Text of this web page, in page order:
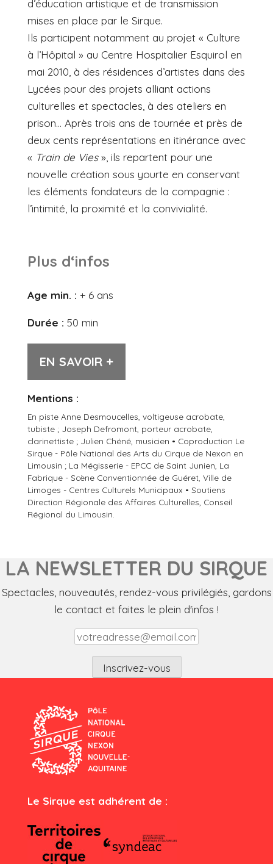
d’éducation artistique et de transmission
mises en place par le Sirque.
Ils participent notamment au projet « Culture
à l’Hôpital » au Centre Hospitalier Esquirol en
mai 2010, à des résidences d’artistes dans des
Lycées pour des projets alliant actions
culturelles et spectacles, à des ateliers en
prison… Après trois ans de tournée et près de
deux cents représentations en itinérance avec
« Train de Vies», ils repartent pour une
nouvelle création sous yourte en conservant
les éléments fondateurs de la compagnie :
l’intimité, la proximité et la convivialité.
Plus d‘infos
Age min. : + 6 ans
Durée : 50 min
EN SAVOIR +
Mentions :
En piste Anne Desmoucelles, voltigeuse acrobate,
tubiste ; Joseph Defromont, porteur acrobate,
clarinettiste ; Julien Chéné, musicien • Coproduction Le
Sirque - Pôle National des Arts du Cirque de Nexon en
Limousin ; La Mégisserie - EPCC de Saint Junien, La
Fabrique - Scène Conventionnée de Guéret, Ville de
Limoges - Centres Culturels Municipaux • Soutiens
Direction Régionale des Affaires Culturelles, Conseil
Régional du Limousin.
LA NEWSLETTER DU SIRQUE
Spectacles, nouveautés, rendez-vous privilégiés, gardons
le contact et faites le plein d'infos !
Le Sirque est adhérent de :